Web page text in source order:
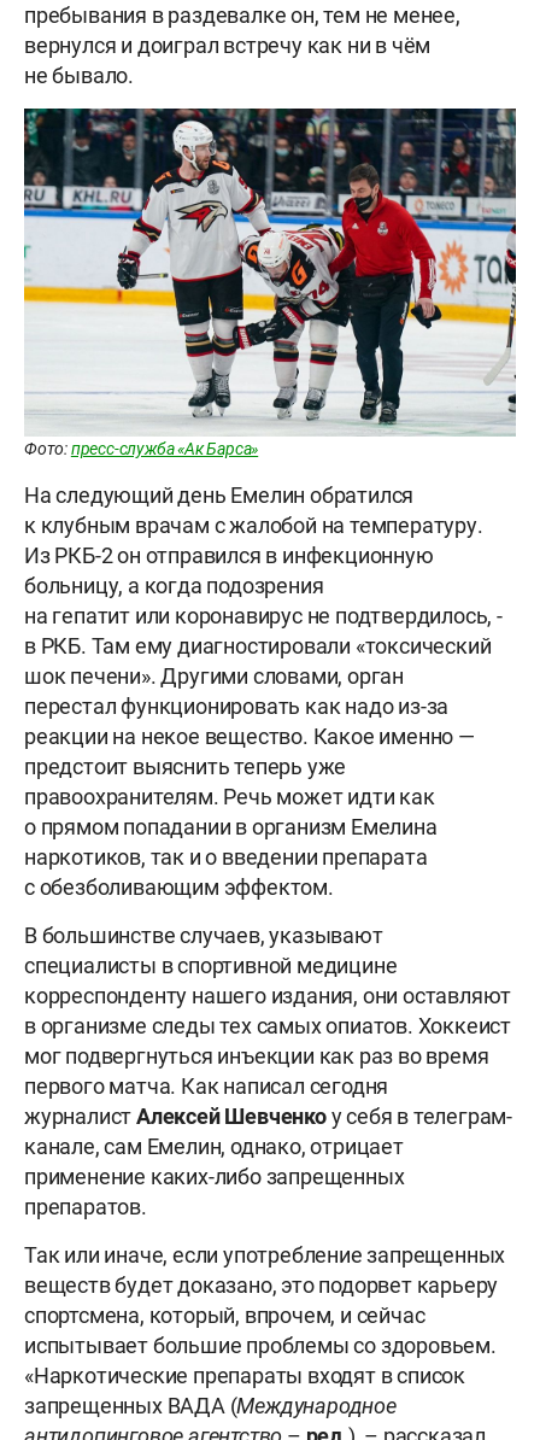
пребывания в раздевалке он, тем не менее,
вернулся и доиграл встречу как ни в чём
не бывало.
Фото:пресс-служба «Ак Барса»
На следующий день Емелин обратился
к клубным врачам с жалобой на температуру.
Из РКБ-2 он отправился в инфекционную
больницу, а когда подозрения
на гепатит или коронавирус не подтвердилось, -
в РКБ. Там ему диагностировали «токсический
шок печени». Другими словами, орган
перестал функционировать как надо из-за
реакции на некое вещество. Какое именно —
предстоит выяснить теперь уже
правоохранителям. Речь может идти как
о прямом попадании в организм Емелина
наркотиков, так и о введении препарата
с обезболивающим эффектом.
В большинстве случаев, указывают
специалисты в спортивной медицине
корреспонденту нашего издания, они оставляют
в организме следы тех самых опиатов. Хоккеист
мог подвергнуться инъекции как раз во время
первого матча. Как написал сегодня
журналистАлексей Шевченкоу себя в телеграм-
канале, сам Емелин, однако, отрицает
применение каких-либо запрещенных
препаратов.
Так или иначе, если употребление запрещенных
веществ будет доказано, это подорвет карьеру
спортсмена, который, впрочем, и сейчас
испытывает большие проблемы со здоровьем.
«Наркотические препараты входят в список
запрещенных ВАДА (Международное